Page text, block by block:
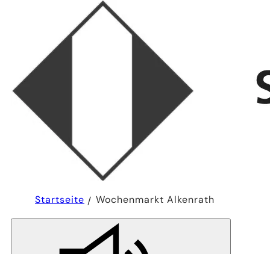
hier:
Startseite Wochenmarkt Alkenrath